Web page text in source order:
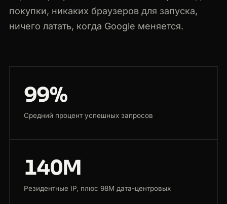
покупки, никаких браузеров для запуска,
ничего латать, когда Google меняется.
99%
Средний процент успешных запросов
140M
Резидентные IP, плюс 98M дата-центровых